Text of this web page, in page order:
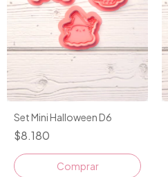
Set Mini Halloween D6
$8.180